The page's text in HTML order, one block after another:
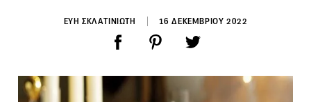
ΕΥΗ ΣΚΛΑΤΙΝΙΩΤΗ 16 ΔΕΚΕΜΒΡΙΟΥ 2022